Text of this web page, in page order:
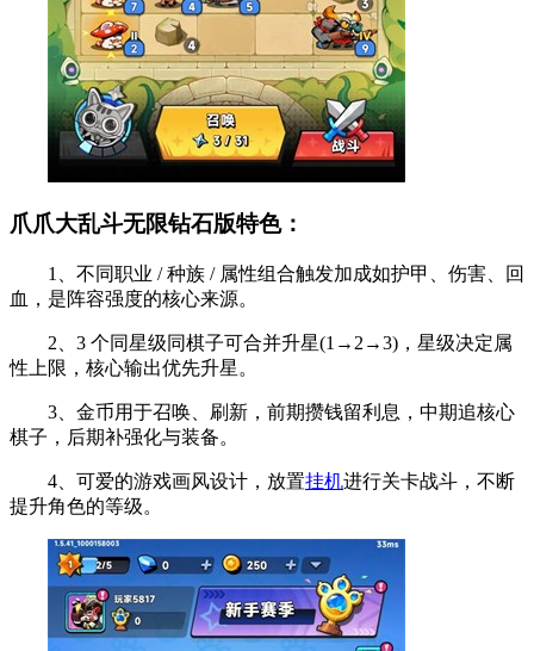
爪爪大乱斗无限钻石版特色：
1、不同职业 / 种族 / 属性组合触发加成如护甲、伤害、回
血，是阵容强度的核心来源。
2、3 个同星级同棋子可合并升星(1→2→3)，星级决定属
性上限，核心输出优先升星。
3、金币用于召唤、刷新，前期攒钱留利息，中期追核心
棋子，后期补强化与装备。
4、可爱的游戏画风设计，放置挂机进行关卡战斗，不断
提升角色的等级。